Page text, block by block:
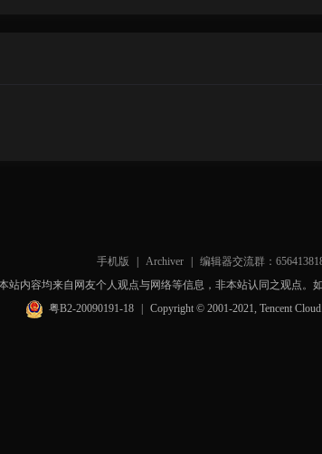
手机版 Archiver 编辑器交流群：
站内容均来自网友个人观点与网络等信息，非本站认同之观点。
粤B2-20090191-18
Copyright © 2001-2021, Tencent